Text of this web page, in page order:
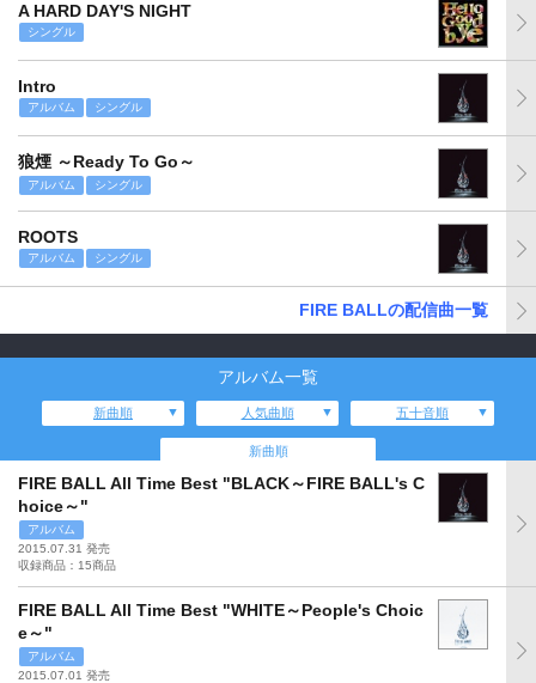
A HARD DAY'S NIGHT
シングル
Intro
アルバム シングル
狼煙 ～Ready To Go～
アルバム シングル
ROOTS
アルバム シングル
FIRE BALLの配信曲一覧
アルバム一覧
新曲順 人気曲順 五十音順
新曲順
FIRE BALL All Time Best "BLACK～FIRE BALL's C
hoice～"
アルバム
2015.07.31 発売
収録商品：15商品
FIRE BALL All Time Best "WHITE～People's Choic
e～"
アルバム
2015.07.01 発売